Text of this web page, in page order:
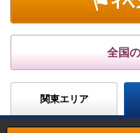
全国
関東エリア